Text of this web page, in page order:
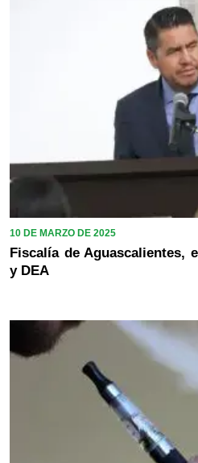
10 DE MARZO DE 2025
Fiscalía de Aguascalientes,
y DEA